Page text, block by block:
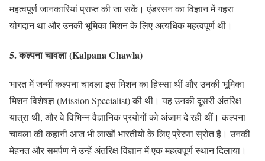
महत्वपूर्ण जानकारियां प्राप्त की जा सकें। एंडरसन का विज्ञान में गहरा
योगदान था और उनकी भूमिका मिशन के लिए अत्यधिक महत्वपूर्ण थी।
5.कल्पना चावला (Kalpana Chawla)
भारत में जन्मीं कल्पना चावला इस मिशन का हिस्सा थीं और उनकी भूमिका
मिशन विशेषज्ञ (Mission Specialist) की थी। यह उनकी दूसरी अंतरिक्ष
यात्रा थी, और वे विभिन्न वैज्ञानिक प्रयोगों को अंजाम दे रही थीं। कल्पना
चावला की कहानी आज भी लाखों भारतीयों के लिए प्रेरणा स्रोत है। उनकी
मेहनत और समर्पण ने उन्हें अंतरिक्ष विज्ञान में एक महत्वपूर्ण स्थान दिलाया।